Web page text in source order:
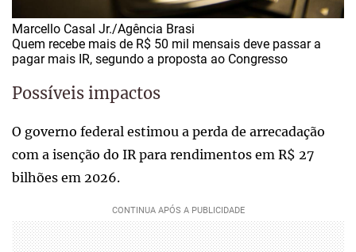
Marcello Casal Jr./Agência Brasi
Quem recebe mais de R$ 50 mil mensais deve passar a
pagar mais IR, segundo a proposta ao Congresso
Possíveis impactos
O governo federal estimou a perda de arrecadação
com a isenção do IR para rendimentos em R$ 27
bilhões em 2026.